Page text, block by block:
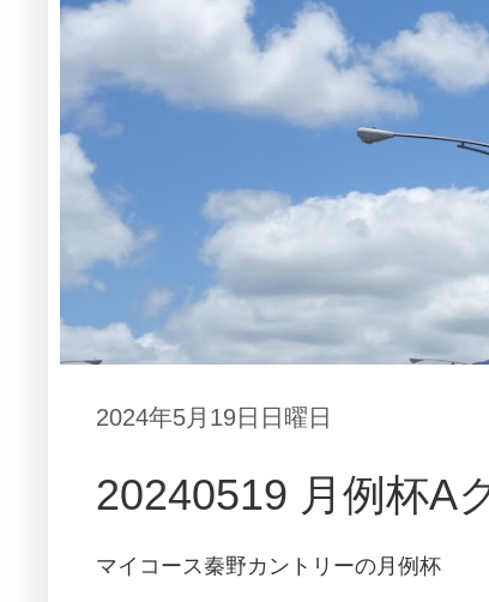
2024年5月19日日曜日
20240519 月例杯A
マイコース秦野カントリーの月例杯